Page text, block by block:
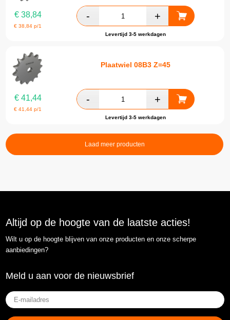
€38,84
€38,84 p/1
Levertijd 3-5 werkdagen
Plaatwiel 08B3 Z=45
€41,44
€41,44 p/1
Levertijd 3-5 werkdagen
Laad meer producten
Altijd op de hoogte van de laatste acties!
Wilt u op de hoogte blijven van onze producten en onze scherpe
aanbiedingen?
Meld u aan voor de nieuwsbrief
E-
mailadres(Vereist)